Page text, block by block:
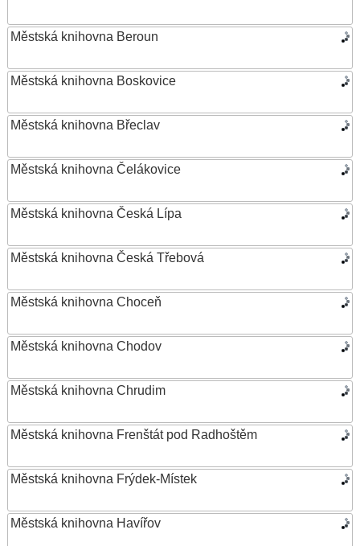
Městská knihovna Beroun
Městská knihovna Boskovice
Městská knihovna Břeclav
Městská knihovna Čelákovice
Městská knihovna Česká Lípa
Městská knihovna Česká Třebová
Městská knihovna Choceň
Městská knihovna Chodov
Městská knihovna Chrudim
Městská knihovna Frenštát pod Radhoštěm
Městská knihovna Frýdek-Místek
Městská knihovna Havířov